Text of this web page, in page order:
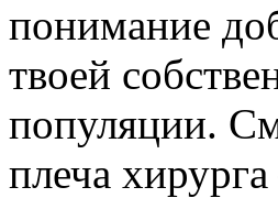
понимание
твоей
популяции.
плеча